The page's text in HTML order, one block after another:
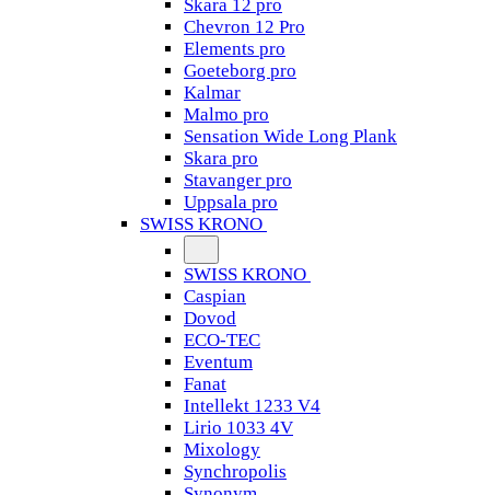
Skara 12 pro
Chevron 12 Pro
Elements pro
Goeteborg pro
Kalmar
Malmo pro
Sensation Wide Long Plank
Skara pro
Stavanger pro
Uppsala pro
SWISS KRONO
SWISS KRONO
Caspian
Dovod
ECO-TEC
Eventum
Fanat
Intellekt 1233 V4
Lirio 1033 4V
Mixology
Synchropolis